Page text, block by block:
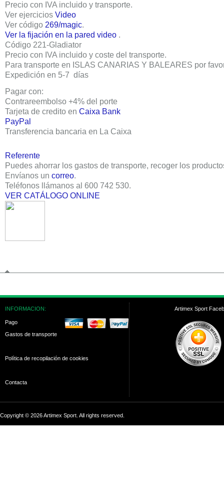
Precio con IVA incluido y transporte.
Ver ejercicios Video
Ver código 269/magic.
Ver la fijación en la pared video .
Código 221-Gladiator
Precio con IVA incluido y coste del transporte.
Para transporte en ISLAS CANARIAS Y BALEARES por
Expedición en 5-7 días
Pagar con:
Contrareembolso +4% del porte
Tarjeta de credito en Caixa Bank
PayPal
Transferencia bancaria en La Caixa
Referente
Puedes ahorrar los gastos de transporte, recoger los
Envíanos un correo.
Teléfonos llámanos al 600 742 530.
VER CATÁLOGO ONLINE
INFORMACION:
Pago
Gastos de transporte
Política de recopilación de cookies
Contacta
Artimex Sport
Copyright © 2026 Artimex Sport. All rights reserved.